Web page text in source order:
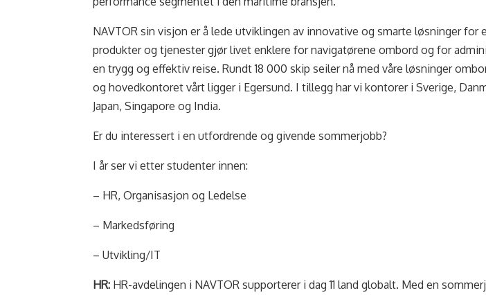
NAVTOR sin visjon er å lede utviklingen av innovative og smarte løsninger
produkter og tjenester gjør livet enklere for navigatørene ombord og for
en trygg og effektiv reise. Rundt 18 000 skip seiler nå med våre løsninger
og hovedkontoret vårt ligger i Egersund. I tillegg har vi kontorer i Sverige,
Japan, Singapore og India.
Er du interessert i en utfordrende og givende sommerjobb?
I år ser vi etter studenter innen:
– HR, Organisasjon og Ledelse
– Markedsføring
– Utvikling/IT
HR: HR-avdelingen i NAVTOR supporterer i dag 11 land globalt. Med en